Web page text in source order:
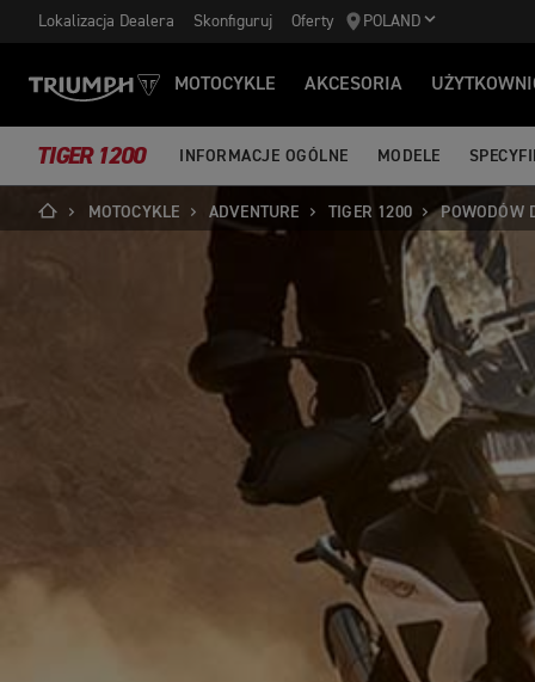
Lokalizacja Dealera Skonfiguruj Oferty POLAND
MOTOCYKLE AKCESORIA
TIGER 1200 INFORMACJE OGÓLNE MODELE
MOTOCYKLE ADVENTURE TIGER 1200 POWODÓW